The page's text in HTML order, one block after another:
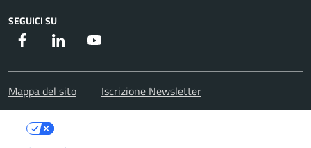
SEGUICI SU
Facebook Instagram
Mappa del sito Iscrizione Newsletter
Le tue preferenze relative alla privacy